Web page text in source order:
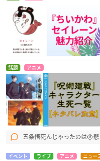
話題 アニメ
五条悟死んじゃったのは😞
イベント ライブ アニメ ニュー